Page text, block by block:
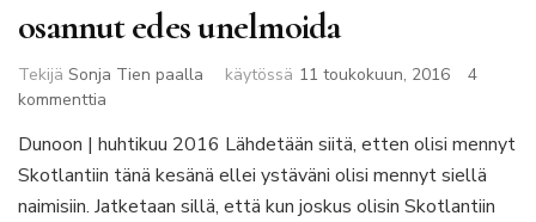
osannut edes unelmoida
Tekijä Sonja Tien paalla käytössä 11 toukokuun, 2016
4
kommenttia
on
Skotlantia,
josta
Dunoon | huhtikuu 2016 Lähdetään siitä, etten olisi mennyt
Skotlantiin tänä kesänä ellei ystäväni olisi mennyt siellä
naimisiin. Jatketaan sillä, että kun joskus olisin Skotlantiin